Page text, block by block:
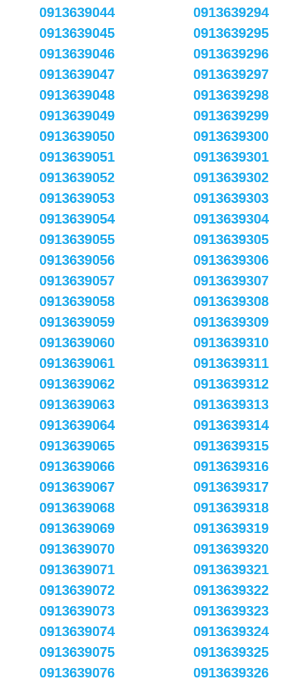
0913639044
0913639045
0913639046
0913639047
0913639048
0913639049
0913639050
0913639051
0913639052
0913639053
0913639054
0913639055
0913639056
0913639057
0913639058
0913639059
0913639060
0913639061
0913639062
0913639063
0913639064
0913639065
0913639066
0913639067
0913639068
0913639069
0913639070
0913639071
0913639072
0913639073
0913639074
0913639075
0913639076
0913639294
0913639295
0913639296
0913639297
0913639298
0913639299
0913639300
0913639301
0913639302
0913639303
0913639304
0913639305
0913639306
0913639307
0913639308
0913639309
0913639310
0913639311
0913639312
0913639313
0913639314
0913639315
0913639316
0913639317
0913639318
0913639319
0913639320
0913639321
0913639322
0913639323
0913639324
0913639325
0913639326